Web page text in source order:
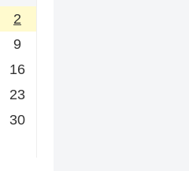
2
9
16
23
30